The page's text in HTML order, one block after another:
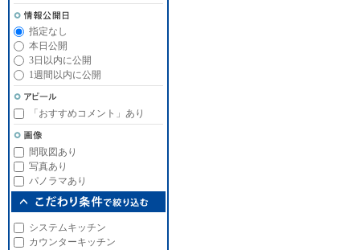
指定なし
本日公開
3日以内に公開
1週間以内に公開
「おすすめコメント」あり
間取図あり
写真あり
パノラマあり
システムキッチン
カウンターキッチン